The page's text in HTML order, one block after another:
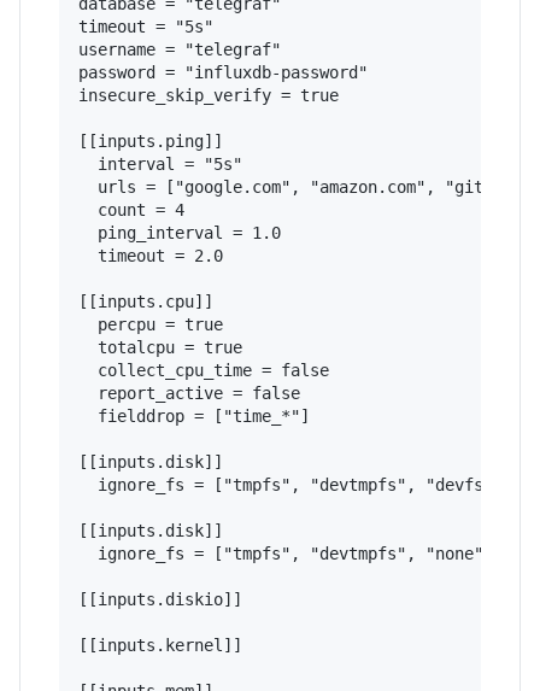
timeout = "5s"
username = "telegraf"
password = "influxdb-password"
insecure_skip_verify = true
[[inputs.ping]]
  interval = "5s"
urls = ["google.com", "amazon.com",
  count = 4
  ping_interval = 1.0
  timeout = 2.0
[[inputs.cpu]]
  percpu = true
  totalcpu = true
  collect_cpu_time = false
  report_active = false
  fielddrop = ["time_*"]
[[inputs.disk]]
ignore_fs = ["tmpfs", "devtmpfs", "devfs",
[[inputs.disk]]
ignore_fs = ["tmpfs", "devtmpfs", "none",
[[inputs.diskio]]
[[inputs.kernel]]